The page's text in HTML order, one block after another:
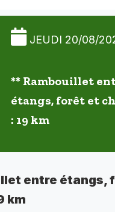
JEUDI 20/08/
** Rambouillet
étangs, forêt et
: 19 km
entre étangs,
km